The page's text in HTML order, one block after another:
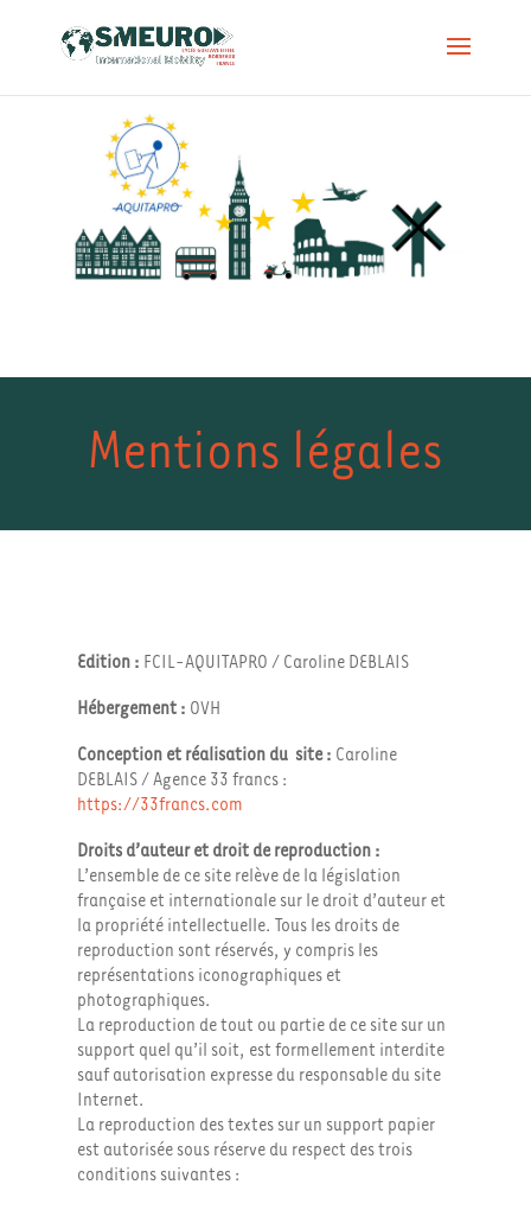
Mentions légales
Edition : FCIL-AQUITAPRO / Caroline DEBLAIS
Hébergement : OVH
Conception et réalisation du site : Caroline
DEBLAIS / Agence 33 francs :
https://33francs.com
Droits d’auteur et droit de reproduction :
L’ensemble de ce site relève de la législation
française et internationale sur le droit d’auteur et
la propriété intellectuelle. Tous les droits de
reproduction sont réservés, y compris les
représentations iconographiques et
photographiques.
La reproduction de tout ou partie de ce site sur un
support quel qu’il soit, est formellement interdite
sauf autorisation expresse du responsable du site
Internet.
La reproduction des textes sur un support papier
est autorisée sous réserve du respect des trois
conditions suivantes :